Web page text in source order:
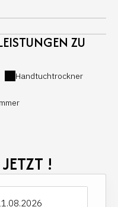
ZU
Handtuchtrockner
!